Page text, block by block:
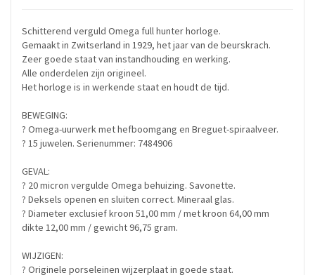
Schitterend verguld Omega full hunter horloge.
Gemaakt in Zwitserland in 1929, het jaar van de beurskrach.
Zeer goede staat van instandhouding en werking.
Alle onderdelen zijn origineel.
Het horloge is in werkende staat en houdt de tijd.
BEWEGING:
? Omega-uurwerk met hefboomgang en Breguet-spiraalveer.
? 15 juwelen. Serienummer: 7484906
GEVAL:
? 20 micron vergulde Omega behuizing. Savonette.
? Deksels openen en sluiten correct. Mineraal glas.
? Diameter exclusief kroon 51,00 mm / met kroon 64,00 mm
dikte 12,00 mm / gewicht 96,75 gram.
WIJZIGEN:
? Originele porseleinen wijzerplaat in goede staat.